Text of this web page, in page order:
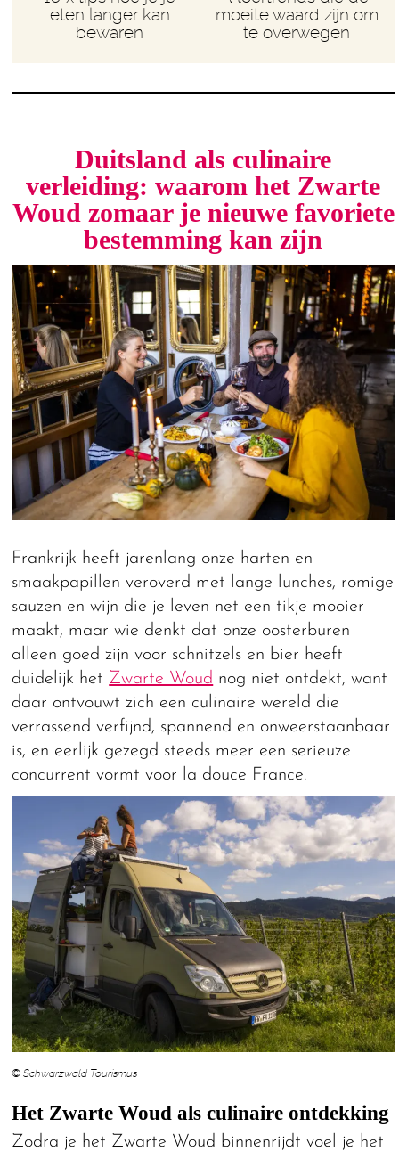
eten langer kan
bewaren
moeite waard zijn om
te overwegen
Duitsland als culinaire
verleiding: waarom het Zwarte
Woud zomaar je nieuwe favoriete
bestemming kan zijn
Frankrijk heeft jarenlang onze harten en
smaakpapillen veroverd met lange lunches, romige
sauzen en wijn die je leven net een tikje mooier
maakt, maar wie denkt dat onze oosterburen
alleen goed zijn voor schnitzels en bier heeft
duidelijk het Zwarte Woud nog niet ontdekt, want
daar ontvouwt zich een culinaire wereld die
verrassend verfijnd, spannend en onweerstaanbaar
is, en eerlijk gezegd steeds meer een serieuze
concurrent vormt voor la douce France.
© Schwarzwald Tourismus
Het Zwarte Woud als culinaire ontdekking
Zodra je het Zwarte Woud binnenrijdt voel je het